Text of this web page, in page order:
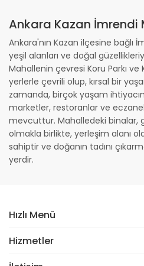
Ankara Kazan İmrendi
Ankara'nın Kazan ilçesine bağlı
yeşil alanları ve doğal
Mahallenin çevresi Koru Parkı ve
yerlerle çevrili olup, kırsal bir
zamanda, birçok yaşam
marketler, restoranlar ve
mevcuttur. Mahalledeki binalar,
olmakla birlikte, yerleşim alanı
sahiptir ve doğanın tadını
yerdir.
Hızlı Menü
Hizmetler